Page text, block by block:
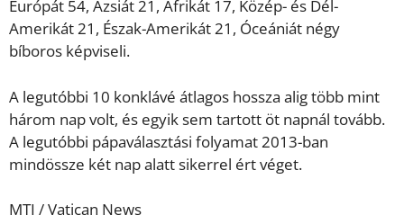
Európát 54, Ázsiát 21, Afrikát 17, Közép- és Dél-
Amerikát 21, Észak-Amerikát 21, Óceániát négy
bíboros képviseli.
A legutóbbi 10 konklávé átlagos hossza alig több mint
három nap volt, és egyik sem tartott öt napnál tovább.
A legutóbbi pápaválasztási folyamat 2013-ban
mindössze két nap alatt sikerrel ért véget.
MTI / Vatican News